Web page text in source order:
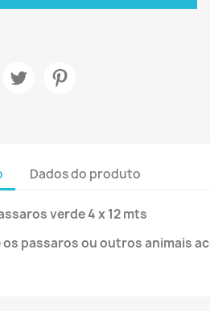
Dados do produto
verde 4 x 12 mts
os passaros ou outros animais